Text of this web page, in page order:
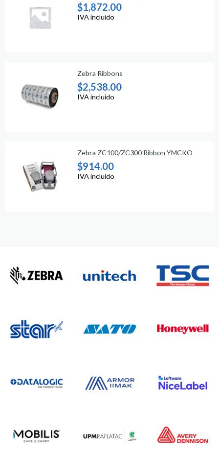
$1,872.00
IVA incluido
Zebra Ribbons
$2,538.00
IVA incluido
Zebra ZC100/ZC300 Ribbon YMCKO
$914.00
IVA incluido